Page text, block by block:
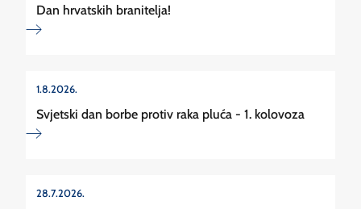
Dan hrvatskih branitelja!
1.8.2026.
Svjetski dan borbe protiv raka pluća - 1. kolovoza
28.7.2026.